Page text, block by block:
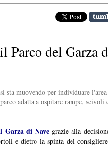
Parco del Garza
sta muovendo per individuare l'area
adatta a ospitare rampe, scivoli
Garza di Nave grazie alla
e dietro la spinta del consigliere